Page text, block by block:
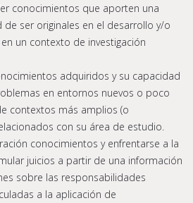
conocimientos que aporten una
ser originales en el desarrollo y/o
un contexto de investigación
adquiridos y su capacidad
en entornos nuevos o poco
contextos más amplios (o
con su área de estudio.
conocimientos y enfrentarse a la
juicios a partir de una información
sobre las responsabilidades
a la aplicación de